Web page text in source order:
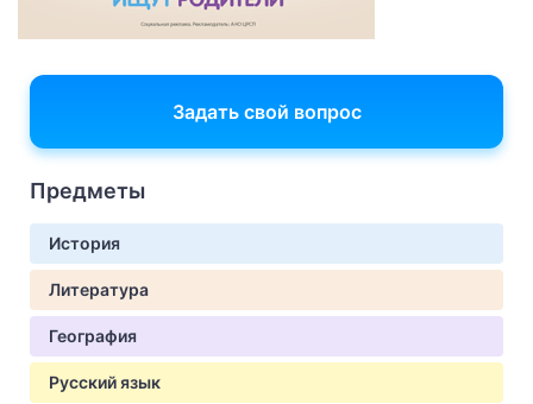
Задать свой вопрос
Предметы
История
Литература
География
Русский язык